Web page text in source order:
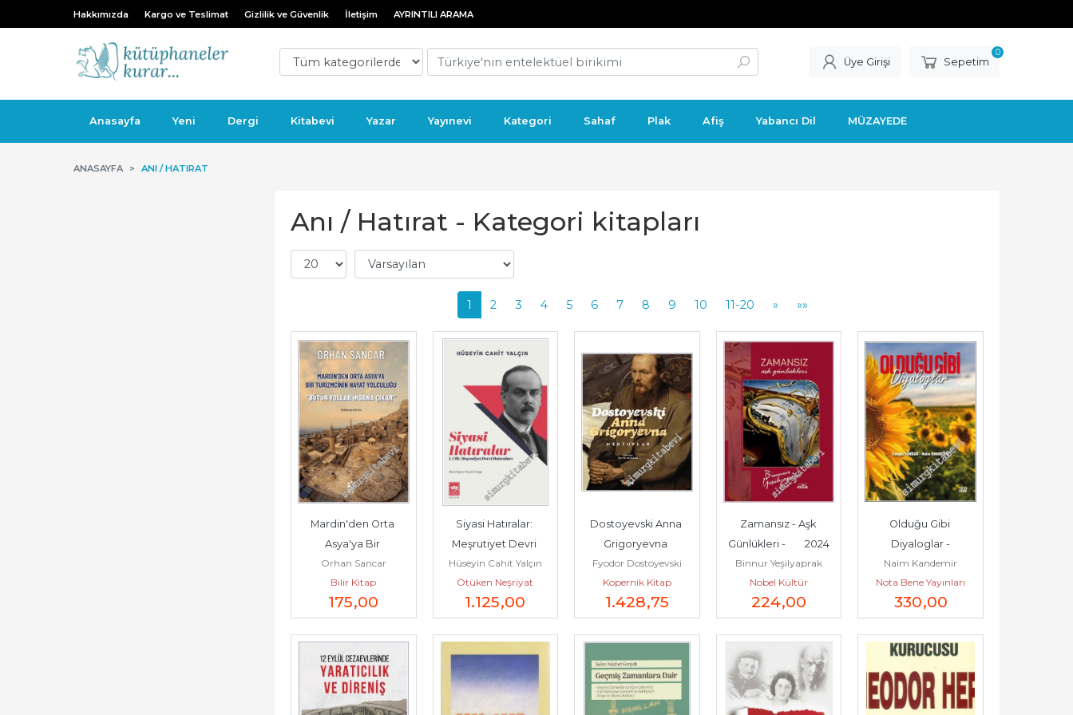
Hakkımızda Kargo ve Teslimat Gizlilik ve Güvenlik İletişim AYRINTILI ARAMA
Üye Girişi Sepetim
0
Anasayfa Yeni Dergi Kitabevi Yazar Yayınevi Kategori Sahaf Plak Afiş Yabancı Dil MÜZAYEDE
ANASAYFA ANI / HATIRAT
Anı / Hatırat - Kategori kitapları
1 2 3 4 5 6 7 8 9 10 11-20 » »»
Mardin'den Orta
Asya'ya Bir
Turizmcinin Hayat
Yolculuğu : Bütün
Yollar...
Orhan Sancar
Bilir Kitap
175,00
Siyasi Hatıralar:
Meşrutiyet Devri
Hatıraları / Mütareke
Malta ve...
Hüseyin Cahit Yalçın
Ötüken Neşriyat
1.125,00
Dostoyevski Anna
Grigoryevna
Mektuplar -
Fyodor Dostoyevski
Kopernik Kitap
1.428,75
Zamansız - Aşk
Günlükleri -        2024
Binnur Yeşilyaprak
Nobel Kültür
224,00
Olduğu Gibi
Diyaloglar -
Naim Kandemir
Nota Bene Yayınları
330,00